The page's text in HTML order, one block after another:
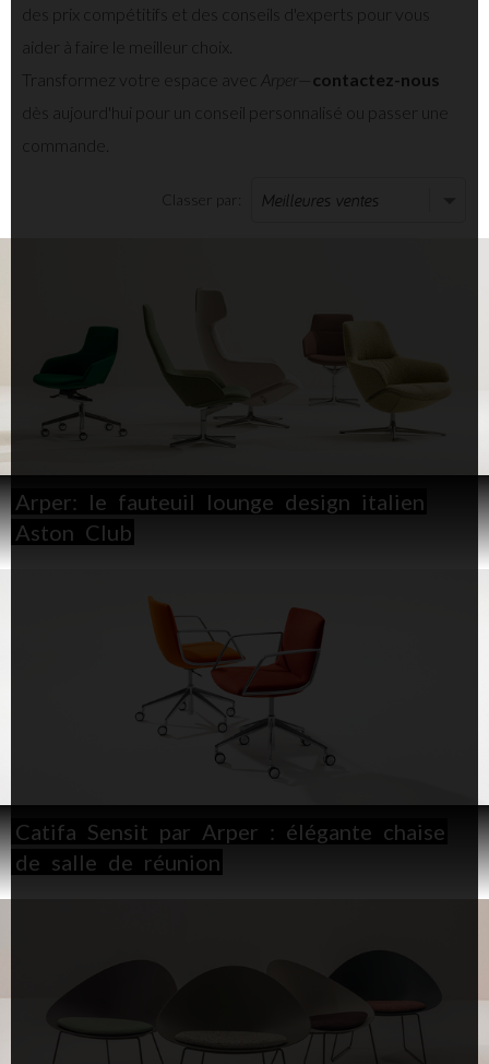
des prix compétitifs et des conseils d'experts pour vous
aider à faire le meilleur choix.
Transformez votre espace avec
Arper
contactez-nous
dès aujourd'hui pour un conseil personnalisé ou passer une
commande.
Classer par:
Arper: le fauteuil lounge design italien
Aston Club
Catifa Sensit par Arper : élégante chaise
de salle de réunion